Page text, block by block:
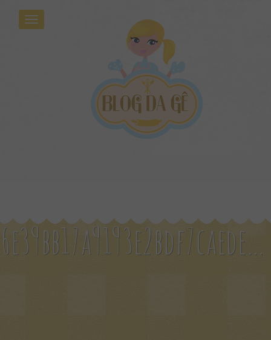
6e39bb17a9193e2bdf7caede13a3691a